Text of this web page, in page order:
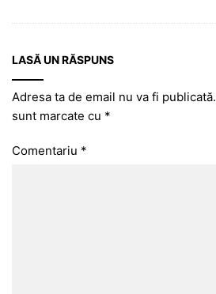
LASĂ UN RĂSPUNS
Adresa ta de email nu va fi publicată.
sunt marcate cu *
Comentariu *